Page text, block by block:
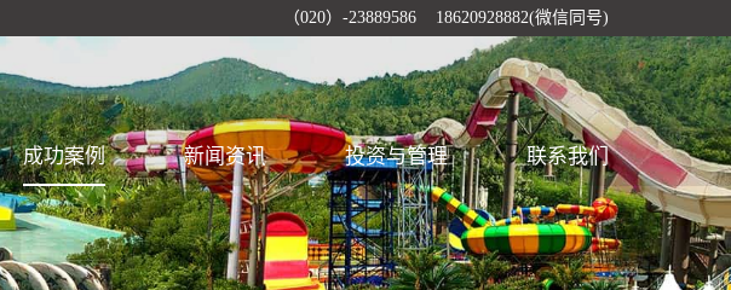
（020）-23889586 18620928882(微信同号)
成功案例 新闻资讯 投资与管理 联系我们